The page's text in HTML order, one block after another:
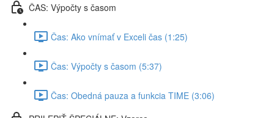
ČAS: Výpočty s časom
Čas: Ako vnímať v Exceli čas (1:25)
Čas: Výpočty s časom (5:37)
Čas: Obedná pauza a funkcia TIME (3:06)